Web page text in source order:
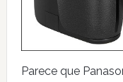
Parece que